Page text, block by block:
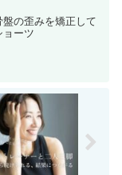
の歪みを矯正して
ョーツ